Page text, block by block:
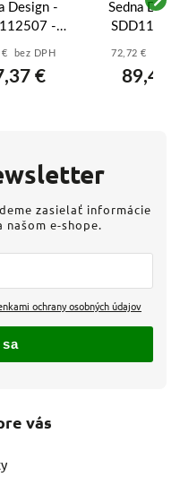
Design -
-
€ bez DPH
€
Sedna
72,72 € bez
89,45
vás
zasielať informácie
e-shope.
ochrany osobných údajov